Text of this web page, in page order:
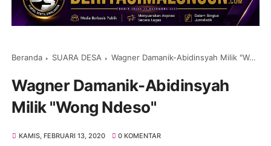
Beranda SUARA DESA Wagner Damanik-Abidinsyah Milik "Wong Ndeso"
Wagner Damanik-Abidinsyah
Milik "Wong Ndeso"
KAMIS, FEBRUARI 13, 2020 0 KOMENTAR